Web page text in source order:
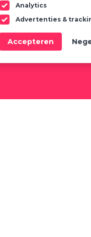
Analytics
Advertenties &
Accepteren
Ontvang regelmatig een